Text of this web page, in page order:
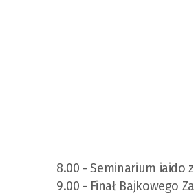
8.00 - Seminarium iaido
9.00 - Finał Bajkowego